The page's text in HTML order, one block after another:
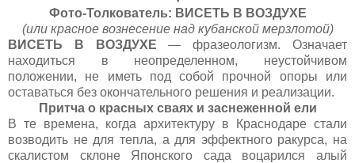
Фото-Толкователь: ВИСЕТЬ В ВОЗДУХЕ
(или красное вознесение над кубанской мерзлотой)
ВИСЕТЬ В ВОЗДУХЕ — фразеологизм. Означает
находиться в неопределенном, неустойчивом
положении, не иметь под собой прочной опоры или
оставаться без окончательного решения и реализации.
Притча о красных сваях и заснеженной ели
В те времена, когда архитектуру в Краснодаре стали
возводить не для тепла, а для эффектного ракурса, на
скалистом склоне Японского сада воцарился алый